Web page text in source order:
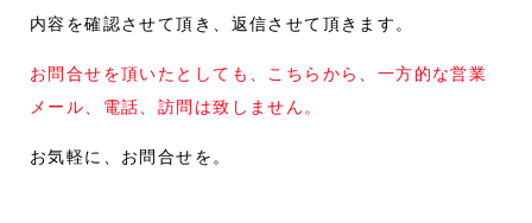
内容を確認させて頂き、返信させて頂きます。
お問合せを頂いたとしても、こちらから、一方的な営業
メール、電話、訪問は致しません。
お気軽に、お問合せを。